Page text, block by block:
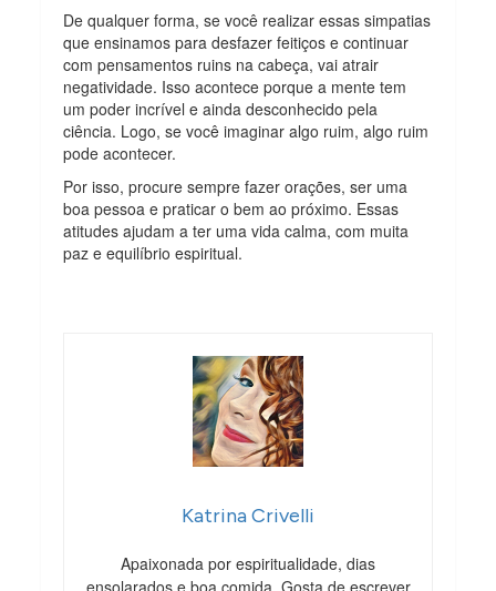
De qualquer forma, se você realizar essas simpatias
que ensinamos para desfazer feitiços e continuar
com pensamentos ruins na cabeça, vai atrair
negatividade. Isso acontece porque a mente tem
um poder incrível e ainda desconhecido pela
ciência. Logo, se você imaginar algo ruim, algo ruim
pode acontecer.
Por isso, procure sempre fazer orações, ser uma
boa pessoa e praticar o bem ao próximo. Essas
atitudes ajudam a ter uma vida calma, com muita
paz e equilíbrio espiritual.
Katrina Crivelli
Apaixonada por espiritualidade, dias